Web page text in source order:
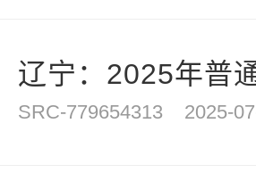
辽宁：2025年普
SRC-779654313 2025-